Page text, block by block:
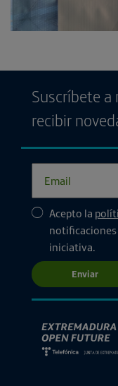
Suscríbete
recibir
Acepto la
notificaciones
iniciativa.
Enviar